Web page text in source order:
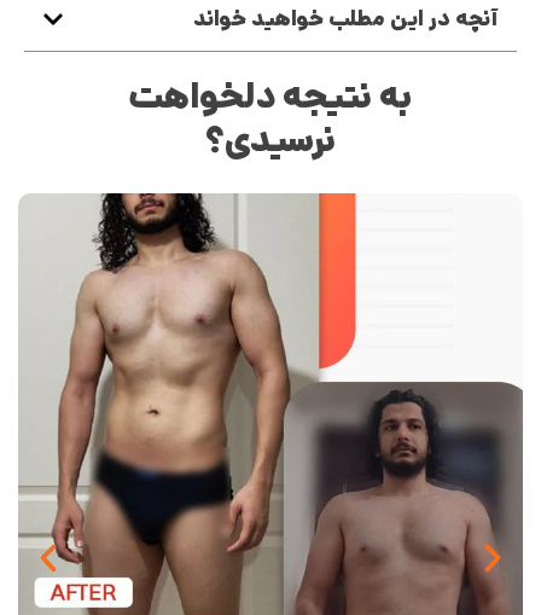
آنچه در این مطلب خواهید خواند
به نتیجه دلخواهت
نرسیدی؟